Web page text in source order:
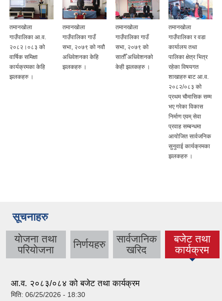
तमानखोला
गाउँपालिका आ.व.
२०८२।०८३ को
वार्षिक समिक्षा
कार्यक्रमका केहि
झलकहरु ।
तमानखोला
गाउँपालिका गाउँ
सभा, २०७९ को नवौ
अधिवेशनका केहि
झलकहरु ।
तमानखोला
गाउँपालिका गाउँ
सभा, २०७९ को
सातौँ अधिवेशनको
केही झलकहरु ।
तमानखोला
गाउँपालिका र वडा
कार्यालय तथा
पालिका क्षेत्र भित्र
रहेका विषयगत
शाखाहरु बाट आ.व.
२०८२/०८३ को
प्रथम चौमासिक सम्म
भए गरेका विकास
निर्माण एवम् सेवा
प्रवाह सम्बन्धमा
आयोजित सार्वजनिक
सुनुवाई कार्यक्रमका
झलकहरु ।
सूचनाहरु
याेजना तथा
परियाेजना
निर्णयहरु
सार्वजानिक
खरिद
बजेट तथा
कार्यक्रम
(active tab)
आ.व. २०८३/०८४ को बजेट तथा कार्यक्रम
मिति: 06/25/2026 - 18:30